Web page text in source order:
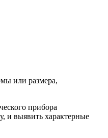
или размера,
прибора
и выявить характерные